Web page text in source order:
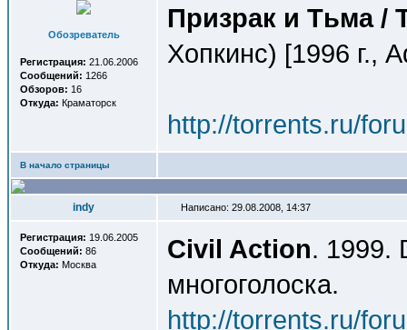
Обозреватель
Регистрация: 21.06.2006
Сообщений: 1266
Обзоров: 16
Откуда: Краматорск
Призрак и Тьма /
Хопкинс) [1996 г.,
http://torrents.ru/
В начало страницы
indy Написано: 29.08.2008, 14:37
Регистрация: 19.06.2005
Сообщений: 86
Откуда: Москва
Civil Action. 1999.
многоголоска.
http://torrents.ru/